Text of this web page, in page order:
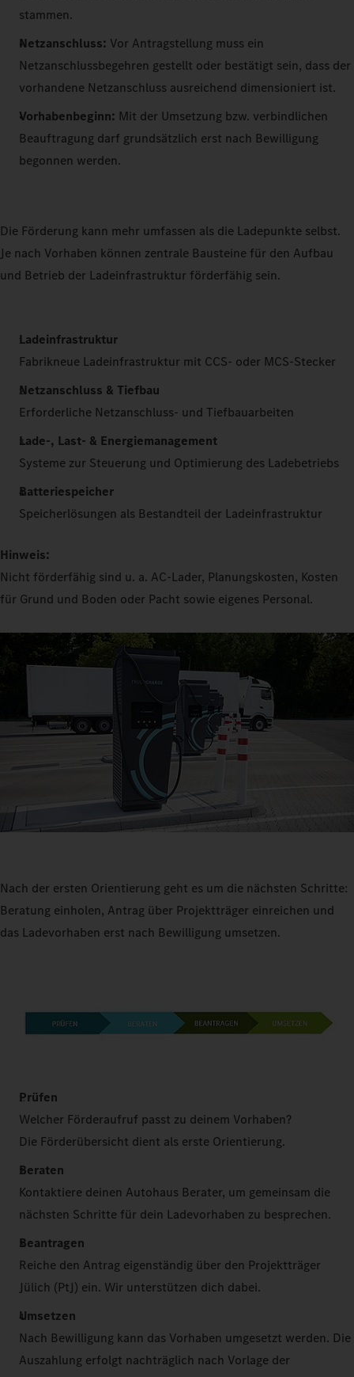
stammen.
Netzanschluss: Vor Antragstellung muss ein
Netzanschlussbegehren gestellt oder bestätigt sein, dass der
vorhandene Netzanschluss ausreichend dimensioniert ist.
Vorhabenbeginn: Mit der Umsetzung bzw. verbindlichen
Beauftragung darf grundsätzlich erst nach Bewilligung
begonnen werden.
Die Förderung kann mehr umfassen als die Ladepunkte selbst.
Je nach Vorhaben können zentrale Bausteine für den Aufbau
und Betrieb der Ladeinfrastruktur förderfähig sein.
Ladeinfrastruktur
Fabrikneue Ladeinfrastruktur mit CCS- oder MCS-Stecker
Netzanschluss & Tiefbau
Erforderliche Netzanschluss- und Tiefbauarbeiten
Lade-, Last- & Energiemanagement
Systeme zur Steuerung und Optimierung des Ladebetriebs
Batteriespeicher
Speicherlösungen als Bestandteil der Ladeinfrastruktur
Hinweis:
Nicht förderfähig sind u. a. AC-Lader, Planungskosten, Kosten
für Grund und Boden oder Pacht sowie eigenes Personal.
Nach der ersten Orientierung geht es um die nächsten Schritte:
Beratung einholen, Antrag über Projektträger einreichen und
das Ladevorhaben erst nach Bewilligung umsetzen.
Prüfen
Welcher Förderaufruf passt zu deinem Vorhaben?
Die Förderübersicht dient als erste Orientierung.
Beraten
Kontaktiere deinen Autohaus Berater, um gemeinsam die
nächsten Schritte für dein Ladevorhaben zu besprechen.
Beantragen
Reiche den Antrag eigenständig über den Projektträger
Jülich (PtJ) ein. Wir unterstützen dich dabei.
Umsetzen
Nach Bewilligung kann das Vorhaben umgesetzt werden. Die
Auszahlung erfolgt nachträglich nach Vorlage der